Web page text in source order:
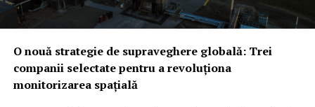
testată mult mai curând decât se anticipa, pe fondul
amenințărilor constante venite din partea forțelor
vedea cu ochi buni această redistribuire a
responsabilităților de securitate între aliații săi
regionali, unii analiști rămân sceptici cu privire la
O nouă strategie de supraveghere globală: Trei
companii selectate pentru a revoluționa
monitorizarea spațială